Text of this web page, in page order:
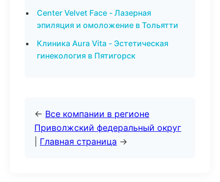
Center Velvet Face - Лазерная
эпиляция и омоложение в Тольятти
Клиника Aura Vita - Эстетическая
гинекология в Пятигорск
← Все компании в регионе
Приволжский федеральный округ
Главная страница →